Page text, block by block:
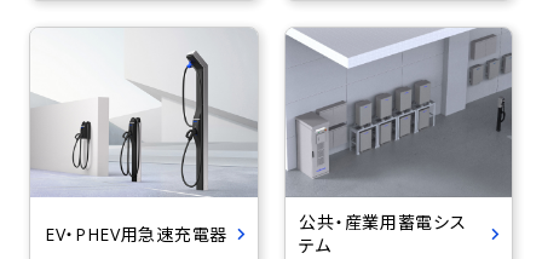
EV・PHEV用急速充電器
公共・産業用蓄電シス
テム